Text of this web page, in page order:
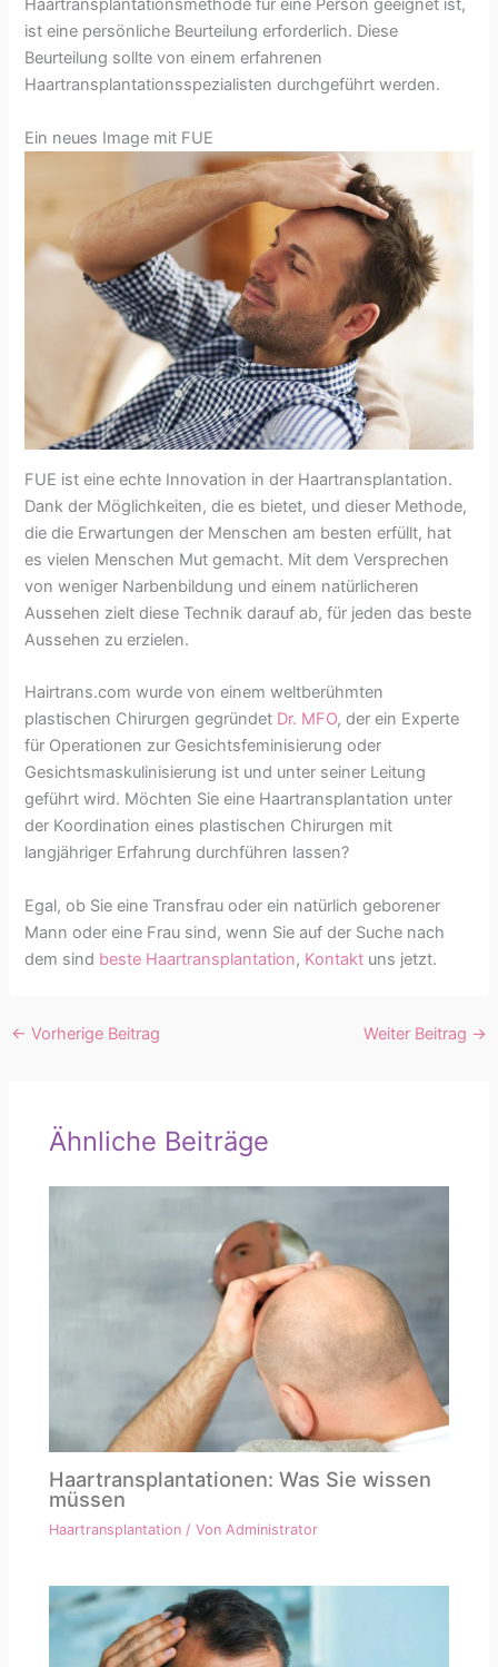
Haartransplantationsmethode für eine Person geeignet ist,
ist eine persönliche Beurteilung erforderlich. Diese
Beurteilung sollte von einem erfahrenen
Haartransplantationsspezialisten durchgeführt werden.
Ein neues Image mit FUE
FUE ist eine echte Innovation in der Haartransplantation.
Dank der Möglichkeiten, die es bietet, und dieser Methode,
die die Erwartungen der Menschen am besten erfüllt, hat
es vielen Menschen Mut gemacht. Mit dem Versprechen
von weniger Narbenbildung und einem natürlicheren
Aussehen zielt diese Technik darauf ab, für jeden das beste
Aussehen zu erzielen.
Hairtrans.com wurde von einem weltberühmten
plastischen Chirurgen gegründet Dr. MFO, der ein Experte
für Operationen zur Gesichtsfeminisierung oder
Gesichtsmaskulinisierung ist und unter seiner Leitung
geführt wird. Möchten Sie eine Haartransplantation unter
der Koordination eines plastischen Chirurgen mit
langjähriger Erfahrung durchführen lassen?
Egal, ob Sie eine Transfrau oder ein natürlich geborener
Mann oder eine Frau sind, wenn Sie auf der Suche nach
dem sind beste Haartransplantation, Kontakt uns jetzt.
← Vorherige Beitrag Weiter Beitrag →
Ähnliche Beiträge
Haartransplantationen: Was Sie wissen
müssen
Haartransplantation / VonAdministrator